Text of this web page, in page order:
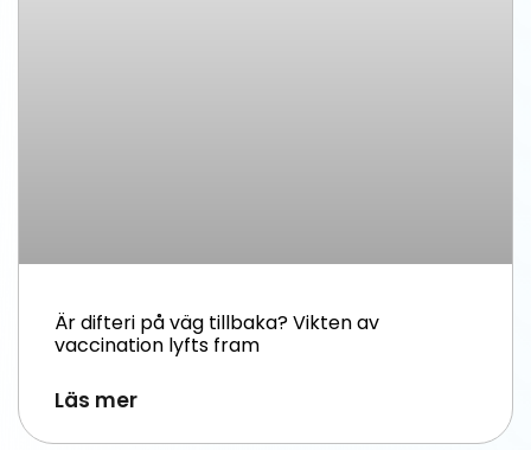
Är difteri på väg tillbaka? Vikten av
vaccination lyfts fram
Läs mer